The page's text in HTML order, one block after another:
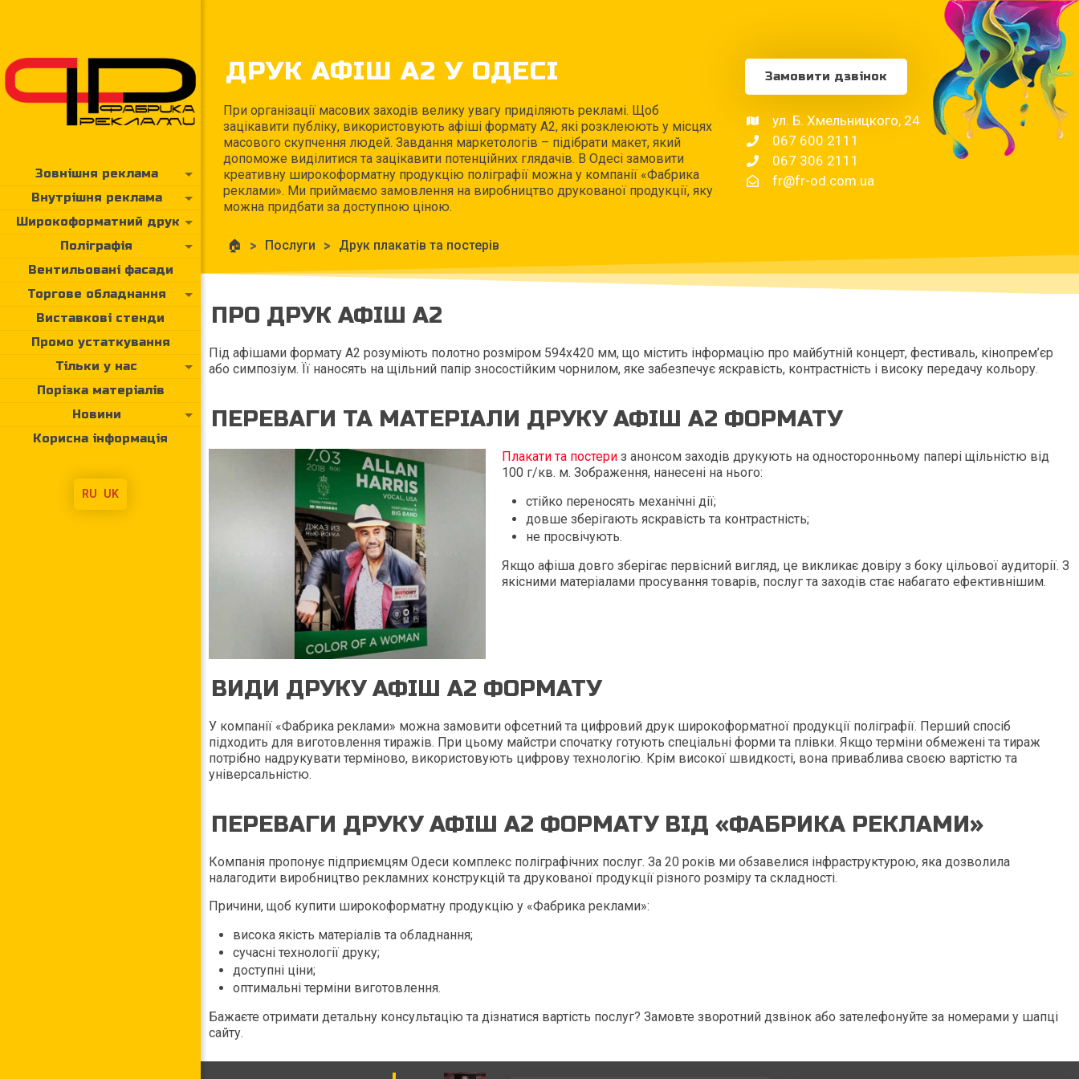
Зовнішня реклама
Внутрішня реклама
Широкоформатний друк
Поліграфія
Вентильовані фасади
Торгове обладнання
Виставкові стенди
Промо устаткування
Тільки у нас
Порізка матеріалів
Новини
Корисна інформація
RU UK
ДРУК АФІШ А2 У ОДЕСІ
При організації масових заходів велику увагу приділяють рекламі. Щоб
зацікавити публіку, використовують афіші формату A2, які розклеюють у місцях
масового скупчення людей. Завдання маркетологів – підібрати макет, який
допоможе виділитися та зацікавити потенційних глядачів. В Одесі замовити
креативну широкоформатну продукцію поліграфії можна у компанії «Фабрика
реклами». Ми приймаємо замовлення на виробництво друкованої продукції, яку
можна придбати за доступною ціною.
🏠 > Послуги > Друк плакатів та постерів
Замовити дзвінок
ул. Б. Хмельницкого, 24
067 600 2111
067 306 2111
fr@fr-od.com.ua
ПРО ДРУК АФІШ А2
Під афішами формату A2 розуміють полотно розміром 594х420 мм, що містить інформацію про майбутній концерт, фестиваль, кінопрем’єр
або симпозіум. Її наносять на щільний папір зносостійким чорнилом, яке забезпечує яскравість, контрастність і високу передачу кольору.
ПЕРЕВАГИ ТА МАТЕРІАЛИ ДРУКУ АФІШ А2 ФОРМАТУ
Плакати та постериз анонсом заходів друкують на односторонньому папері щільністю від
100 г/кв. м. Зображення, нанесені на нього:
стійко переносять механічні дії;
довше зберігають яскравість та контрастність;
не просвічують.
Якщо афіша довго зберігає первісний вигляд, це викликає довіру з боку цільової аудиторії. З
якісними матеріалами просування товарів, послуг та заходів стає набагато ефективнішим.
ВИДИ ДРУКУ АФІШ А2 ФОРМАТУ
У компанії «Фабрика реклами» можна замовити офсетний та цифровий друк широкоформатної продукції поліграфії. Перший спосіб
підходить для виготовлення тиражів. При цьому майстри спочатку готують спеціальні форми та плівки. Якщо терміни обмежені та тираж
потрібно надрукувати терміново, використовують цифрову технологію. Крім високої швидкості, вона приваблива своєю вартістю та
універсальністю.
ПЕРЕВАГИ ДРУКУ АФІШ А2 ФОРМАТУ ВІД «ФАБРИКА РЕКЛАМИ»
Компанія пропонує підприємцям Одеси комплекс поліграфічних послуг. За 20 років ми обзавелися інфраструктурою, яка дозволила
налагодити виробництво рекламних конструкцій та друкованої продукції різного розміру та складності.
Причини, щоб купити широкоформатну продукцію у «Фабрика реклами»:
висока якість матеріалів та обладнання;
сучасні технології друку;
доступні ціни;
оптимальні терміни виготовлення.
Бажаєте отримати детальну консультацію та дізнатися вартість послуг? Замовте зворотний дзвінок або зателефонуйте за номерами у шапці
сайту.